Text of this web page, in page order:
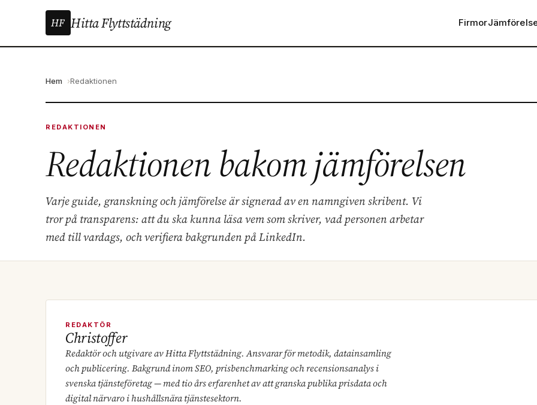
HF Hitta Flyttstädning Firmor
Hem Redaktionen
REDAKTIONEN
Redaktionen bakom jämförelsen
Varje guide, granskning och jämförelse är signerad av en namngiven skribent. Vi
tror på transparens: att du ska kunna läsa vem som skriver, vad personen arbetar
med till vardags, och verifiera bakgrunden på LinkedIn.
REDAKTÖR
Christoffer
Redaktör och utgivare av Hitta Flyttstädning. Ansvarar för metodik, datainsamling
och publicering. Bakgrund inom SEO, prisbenchmarking och recensionsanalys i
svenska tjänsteföretag — med tio års erfarenhet av att granska publika prisdata och
digital närvaro i hushållsnära tjänstesektorn.